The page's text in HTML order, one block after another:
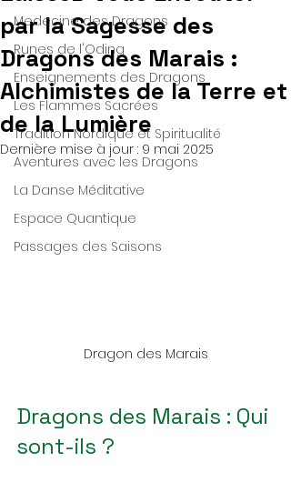
Medecine des Dragons
Runes de l'Oding
Enseignements des Dragons
Les Flammes Sacrées
Tradition Nordique et Spiritualité
Aventures avec les Dragons
La Danse Méditative
Espace Quantique
Passages des Saisons
par la Sagesse des
Dragons des Marais :
Alchimistes de la Terre et
de la Lumière
Dernière mise à jour : 9 mai 2025
Dragon des Marais
Dragons des Marais : Qui
sont-ils ?